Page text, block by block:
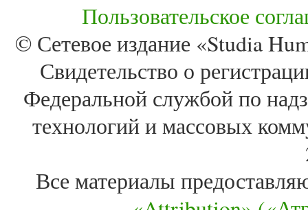
Пользовательское
© Сетевое издание «Studia
Свидетельство о
Федеральной службой по
технологий и массовых
Все материалы